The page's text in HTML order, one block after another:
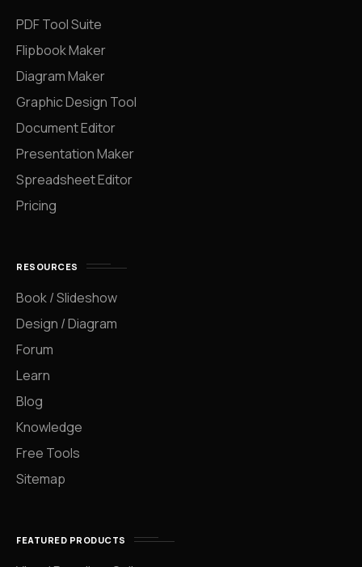
PDF Tool Suite
Flipbook Maker
Diagram Maker
Graphic Design Tool
Document Editor
Presentation Maker
Spreadsheet Editor
Pricing
RESOURCES
Book / Slideshow
Design / Diagram
Forum
Learn
Blog
Knowledge
Free Tools
Sitemap
FEATURED PRODUCTS